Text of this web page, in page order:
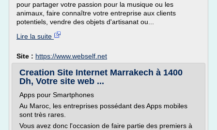
pour partager votre passion pour la musique ou les
animaux, faire connaître votre entreprise aux clients
potentiels, vendre des objets d'artisanat ou...
Lire la suite
Site : https://www.webself.net
Creation Site Internet Marrakech à 1400
Dh, Votre site web ...
Apps pour Smartphones
Au Maroc, les entreprises possédant des Apps mobiles
sont très rares.
Vous avez donc l'occasion de faire partie des premiers à